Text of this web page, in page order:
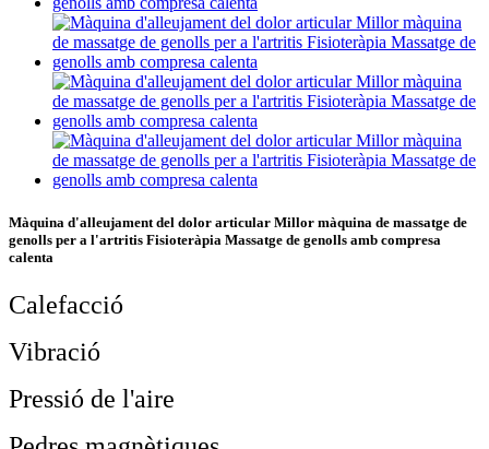
Màquina d'alleujament del dolor articular Millor màquina de massatge de
genolls per a l'artritis Fisioteràpia Massatge de genolls amb compresa
calenta
Calefacció
Vibració
Pressió de l'aire